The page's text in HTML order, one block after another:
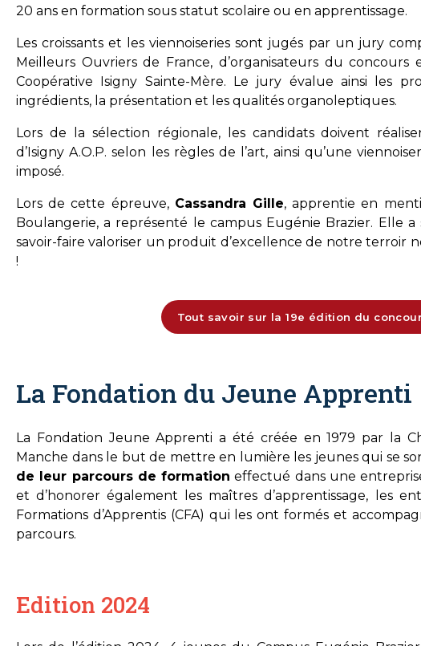
20 ans en formation sous statut scolaire ou en apprentissage.
Les croissants et les viennoiseries sont jugés par un jury
Meilleurs Ouvriers de France, d’organisateurs du
Coopérative Isigny Sainte-Mère. Le jury évalue ainsi les
ingrédients, la présentation et les qualités organoleptiques.
Lors de la sélection régionale, les candidats doivent
d’Isigny A.O.P. selon les règles de l’art, ainsi qu’une
imposé.
Lors de cette épreuve, Cassandra Gille, apprentie en
Boulangerie, a représenté le campus Eugénie Brazier. Elle
savoir-faire valoriser un produit d’excellence de notre terroir
!
Tout savoir sur la 19e édition du
La Fondation du Jeune Apprenti
La Fondation Jeune Apprenti a été créée en 1979 par la
Manche dans le but de mettre en lumière les jeunes qui se
de leur parcours de formation effectué dans une
et d’honorer également les maîtres d’apprentissage, les
Formations d’Apprentis (CFA) qui les ont formés et
parcours.
Edition 2024